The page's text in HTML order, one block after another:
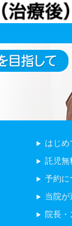
はじめ
託児無
予約に
当院が
院長